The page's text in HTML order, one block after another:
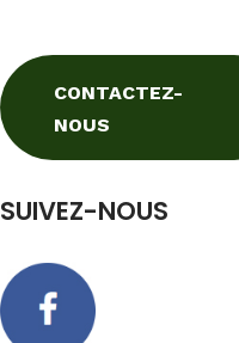
CONTACTEZ-
NOUS
SUIVEZ-NOUS